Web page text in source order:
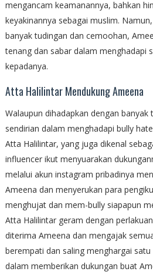
mengancam keamanannya, bahkan
keyakinannya sebagai muslim.
banyak tudingan dan cemoohan,
tenang dan sabar dalam menghadapi
kepadanya.
Atta Halilintar Mendukung Ameena
Walaupun dihadapkan dengan
sendirian dalam menghadapi bully
Atta Halilintar, yang juga dikenal
influencer ikut menyuarakan
melalui akun instagram pribadinya
Ameena dan menyerukan para
menghujat dan mem-bully siapapun
Atta Halilintar geram dengan
diterima Ameena dan mengajak
berempati dan saling menghargai satu
dalam memberikan dukungan buat